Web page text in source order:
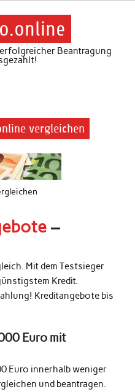
Beantragung
vergleichen
–
Mit dem Testsieger
Kredit.
Kreditangebote bis
Euro mit
Euro innerhalb weniger
und beantragen.